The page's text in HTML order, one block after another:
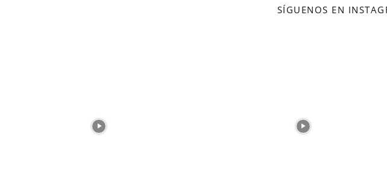
SÍGUENOS EN